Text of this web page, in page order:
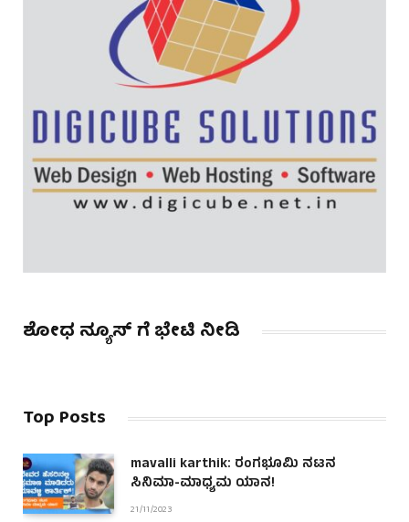
ಶೋಧ ನ್ಯೂಸ್ ಗೆ ಭೇಟಿ ನೀಡಿ
Top Posts
mavalli karthik: ರಂಗಭೂಮಿ ನಟನ
ಸಿನಿಮಾ-ಮಾಧ್ಯಮ ಯಾನ!
21/11/2023